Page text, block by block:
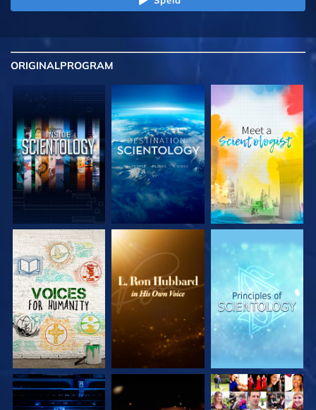
ORIGINALPROGRAM
UTFORSKA
SERIEN
UTFORSKA
SERIEN
UTFORSKA
SERIEN